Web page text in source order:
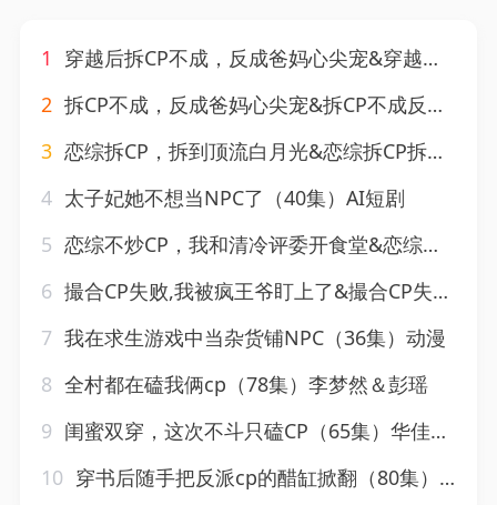
1
穿越后拆CP不成，反成爸妈心尖宠&穿越后拆CP不成反成爸妈心尖宠（121集）AI短剧
2 拆CP不成，反成爸妈心尖宠&拆CP不成反成爸妈心尖宠（90集）AI短剧
3 恋综拆CP，拆到顶流白月光&恋综拆CP拆到顶流白月光（63集）AI短剧
4 太子妃她不想当NPC了（40集）AI短剧
5 恋综不炒CP，我和清冷评委开食堂&恋综不炒CP我和清冷评委开食堂（64集）AI短剧
6 撮合CP失败,我被疯王爷盯上了&撮合CP失败我被疯王爷盯上了（53集）AI短剧
7 我在求生游戏中当杂货铺NPC（36集）动漫
8 全村都在磕我俩cp（78集）李梦然＆彭瑶
9 闺蜜双穿，这次不斗只磕CP（65集）华佳艺&姜皓之
10 穿书后随手把反派cp的醋缸掀翻（80集）田欣雅＆李科霖